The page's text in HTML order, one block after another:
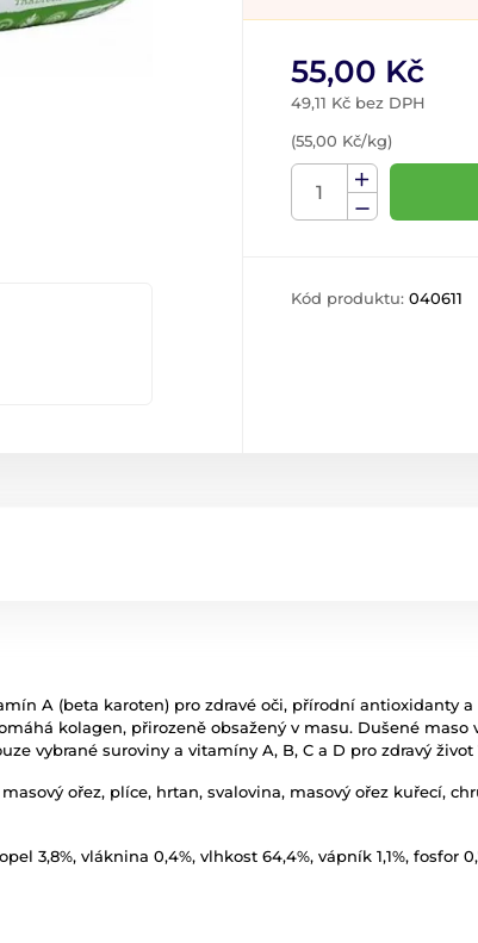
55,00 Kč
49,11 Kč bez DPH
(55,00 Kč/kg)
Kód produktu: 040611
A (beta karoten) pro zdravé oči, přírodní antioxidanty
kolagen, přirozeně obsažený v masu. Dušené
vybrané suroviny a vitamíny A, B, C a D pro zdravý život
ořez, plíce, hrtan, svalovina, masový ořez kuřecí,
3,8%, vláknina 0,4%, vlhkost 64,4%, vápník 1,1%, fosfor